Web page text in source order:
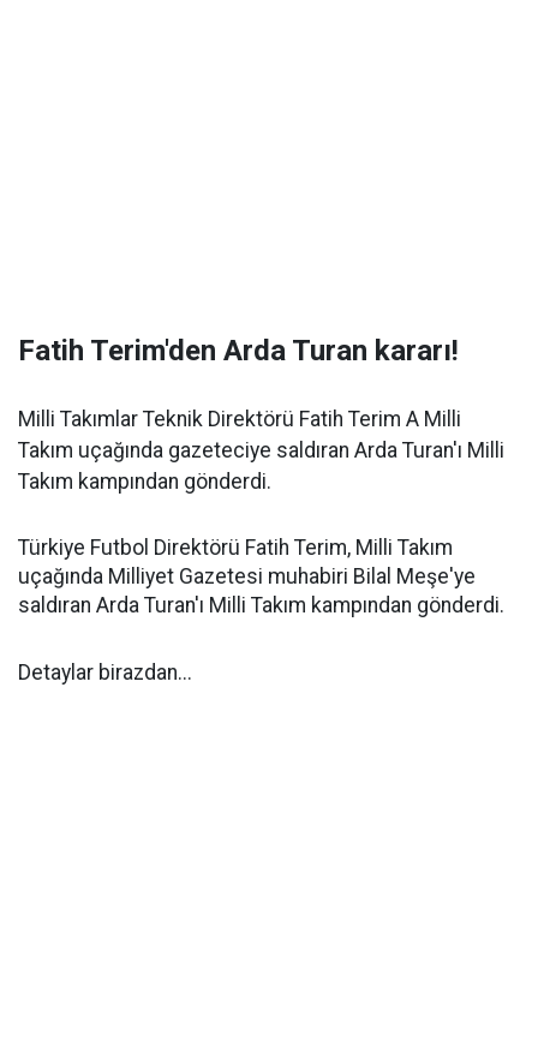
Fatih Terim'den Arda Turan kararı!
Milli Takımlar Teknik Direktörü Fatih Terim A Milli
Takım uçağında gazeteciye saldıran Arda Turan'ı Milli
Takım kampından gönderdi.
Türkiye Futbol Direktörü Fatih Terim, Milli Takım
uçağında Milliyet Gazetesi muhabiri Bilal Meşe'ye
saldıran Arda Turan'ı Milli Takım kampından gönderdi.
Detaylar birazdan...